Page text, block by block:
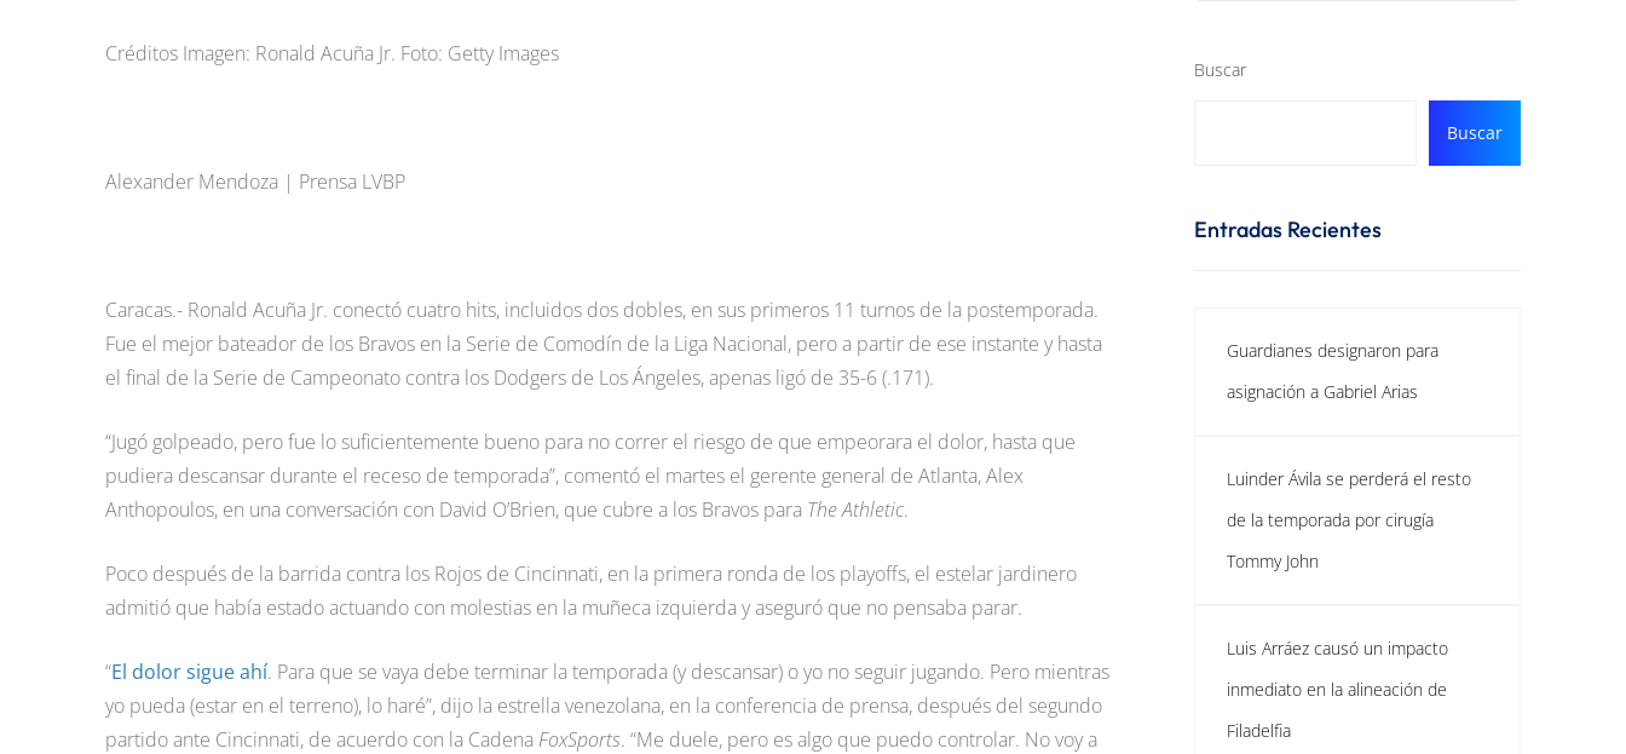
Créditos Imagen: Ronald Acuña Jr. Foto: Getty Images
Alexander Mendoza | Prensa LVBP
Caracas.- Ronald Acuña Jr. conectó cuatro hits, incluidos dos dobles, en sus primeros 11 turnos de la postemporada.
Fue el mejor bateador de los Bravos en la Serie de Comodín de la Liga Nacional, pero a partir de ese instante y hasta
el final de la Serie de Campeonato contra los Dodgers de Los Ángeles, apenas ligó de 35-6 (.171).
“Jugó golpeado, pero fue lo suficientemente bueno para no correr el riesgo de que empeorara el dolor, hasta que
pudiera descansar durante el receso de temporada”, comentó el martes el gerente general de Atlanta, Alex
Anthopoulos, en una conversación con David O’Brien, que cubre a los Bravos para The Athletic.
Poco después de la barrida contra los Rojos de Cincinnati, en la primera ronda de los playoffs, el estelar jardinero
admitió que había estado actuando con molestias en la muñeca izquierda y aseguró que no pensaba parar.
“El dolor sigue ahí. Para que se vaya debe terminar la temporada (y descansar) o yo no seguir jugando. Pero mientras
yo pueda (estar en el terreno), lo haré”, dijo la estrella venezolana, en la conferencia de prensa, después del segundo
partido ante Cincinnati, de acuerdo con la Cadena FoxSports. “Me duele, pero es algo que puedo controlar. No voy a
Buscar
Buscar
Entradas Recientes
Guardianes designaron para
asignación a Gabriel Arias
Luinder Ávila se perderá el resto
de la temporada por cirugía
Tommy John
Luis Arráez causó un impacto
inmediato en la alineación de
Filadelfia